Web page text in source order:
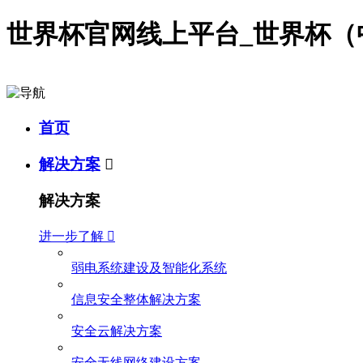
世界杯官网线上平台_世界杯
首页
解决方案 
解决方案
进一步了解 
弱电系统建设及智能化系统
信息安全整体解决方案
安全云解决方案